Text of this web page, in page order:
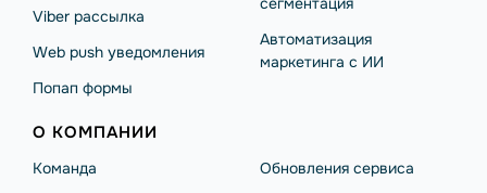
Viber рассылка
Web push уведомления
Попап формы
Автоматизация
маркетинга с ИИ
О КОМПАНИИ
Команда
Обновления сервиса